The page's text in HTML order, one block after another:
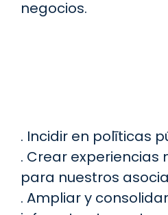
negocios.
. Incidir en polīticas
. Crear experiencias
para nuestros
. Ampliar y